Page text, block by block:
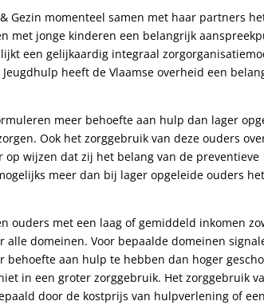
& Gezin momenteel samen met haar partners
met jonge kinderen een belangrijk
een gelijkaardig integraal
heeft de Vlaamse overheid een
meer behoefte aan hulp dan lager
Ook het zorggebruik van deze ouders
wijzen dat zij het belang van de preventieve
meer dan bij lager opgeleide ouders
ouders met een laag of gemiddeld inkomen
alle domeinen. Voor bepaalde domeinen
behoefte aan hulp te hebben dan hoger
in een groter zorggebruik. Het zorggebruik
door de kostprijs van hulpverlening of